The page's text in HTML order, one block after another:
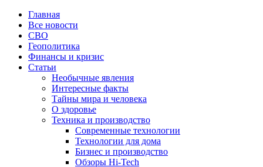
Главная
Все новости
СВО
Геополитика
Финансы и кризис
Статьи
Необычные явления
Интересные факты
Тайны мира и человека
О здоровье
Техника и производство
Современные технологии
Технологии для дома
Бизнес и производство
Обзоры Hi-Tech